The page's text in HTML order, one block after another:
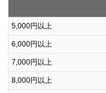
5,000円以上
6,000円以上
7,000円以上
8,000円以上